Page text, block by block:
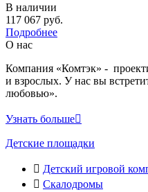
В наличии
117 067 руб.
Подробнее
О нас
Компания «Комтэк» -
и взрослых. У нас вы
любовью».
Узнать больше
Детские площадки
Детский игровой
Скалодромы